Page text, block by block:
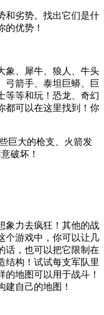
和劣势。找出它们是什
的优势！
象、犀牛、狼人、牛头
弓箭手、泰坦巨蟒、巨
等等和玩！恐龙、奇幻
都可以在这里找到！你
巨大的枪支、火箭发
破坏！
象力去疯狂！其他的战
个游戏中，你可以让几
话，也可以把它限制在
结构！试试每支军队里
地图可以用于战斗！
自己的地图！